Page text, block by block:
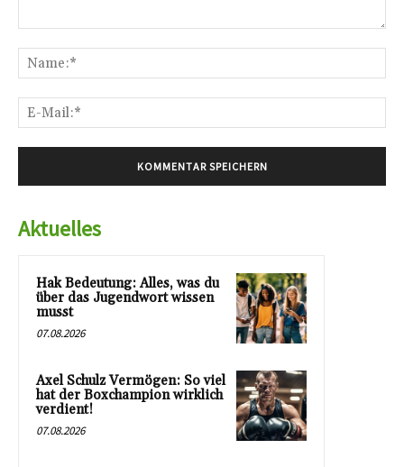
Aktuelles
Hak Bedeutung: Alles, was du
über das Jugendwort wissen
musst
07.08.2026
Axel Schulz Vermögen: So viel
hat der Boxchampion wirklich
verdient!
07.08.2026